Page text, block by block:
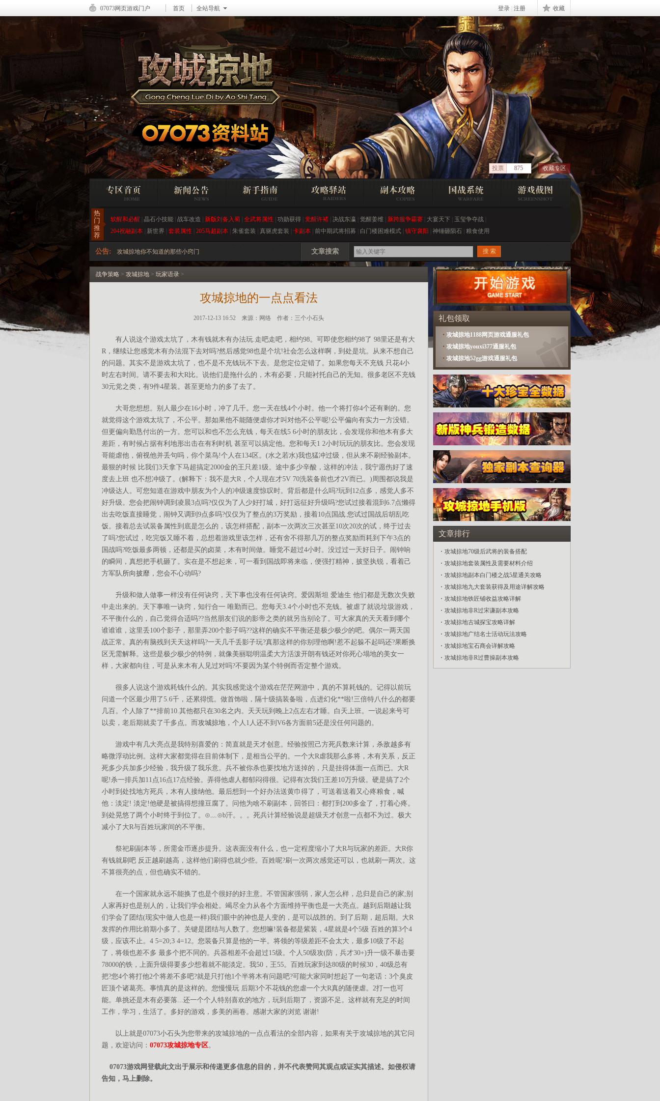
07073网页游戏门户 首页 全站导航 登录 注册信息 收藏
投票 875 收藏专区
热
门
推
荐
软醒和必醒 晶石小技能 战车改造 新版刘备入蜀 全武将属性 功勋获得 觉醒许褚 决战东瀛 觉醒姜维 新跨服争霸赛 大宴天下 玉玺争夺战
204祝融副本
新世界 套装属性 205马超副本 朱雀套装 真驱虎套装 卡副本 前中期武将招募 白门楼困难模式 镇守襄阳 神锤砸陨石 粮食使用
公告:
攻城掠地你不知道的那些小窍门
攻城掠地最新副本查询器 更新到210
攻城掠地新版阵法优缺点详解
攻城掠地由讨伐董卓取代木牛流马合理吗
攻城掠地你不知道的那些小窍门
攻城掠地最新副本查询器 更新到210
文章搜索
战争策略 > 攻城掠地 > 玩家语录 >
攻城掠地的一点点看法
2017-12-13 16:52 来源：网络 作者：三个小石头
有人说这个游戏太坑了，木有钱就木有办法玩.走吧走吧，相约98。可即使您相约98了 98里还是有大
R，继续让您感觉木有办法混下去对吗?然后感觉98也是个坑!社会怎么这样啊，到处是坑。从来不想自己
的问题。其实不是游戏太坑了，也不是不充钱玩不下去。是您定位定错了。如果您每天不充钱 只花4小
时左右时间。请不要去和大R比。说他们是拖什么的，木有必要，只能衬托自己的无知。很多老区不充钱
30元党之类，有9件4星装。甚至更给力的多了去了。
大哥您想想。别人最少在16小时，冲了几千。您一天在线4个小时。他一个将打你4个还有剩的。您
就觉得这个游戏太坑了，不公平。那如果他不能随便虐你才叫对他不公平呢!公平偏向有实力一方没错。
但更偏向勤恳付出的一方。您可以和也不怎么充钱，每天在线5 6小时的朋友比，会发现你和他木有多大
差距，有时候占据有利地形出击在有利时机 甚至可以搞定他。您和每天1 2小时玩玩的朋友比。您会发现
哥能虐他，俯视他并丢句吗，你个菜鸟!个人在134区。(水之若水)我也猛冲过级，但从来不刷经验副本。
最狠的时候 比我们3天拿下马超搞定2000金的王只差1级。途中多少辛酸，这样的冲法，我宁愿伤好了速
度去上班 也不想冲级了。(解释下：我不是大R，个人现在才5V 70洗装备前也才2V而已。)周围都说我是
冲级达人。可您知道在游戏中朋友为个人的冲级速度惊叹时。背后都是什么吗?玩到12点多，感觉人多不
好升级。您会把闹钟调到凌晨3点吗?仅仅为了人少好打城，好打远征好升级吗?您试过接着混到6.7点懒得
出去吃饭直接睡觉，闹钟又调到9点多吗?仅仅为了整点的3万奖励，接着10点国战.您试过国战后胡乱吃
饭。接着总去试装备属性到底是怎么的，该怎样搭配，副本一次两次三次甚至10次20次的试，终于过去
了吗?您试过，吃完饭又睡不着，总想着游戏里该怎样，还有舍不得那几万的整点奖励而耗到下午3点的
国战吗?吃饭最多两顿，还都是买的卤菜，木有时间做。睡觉不超过4小时。没过过一天好日子。闹钟响
的瞬间，真想把手机砸了。实在是不想起来，可一看到国战即将来临，便强打精神，披坚执锐，看着己
方军队所向披靡 ，您会不心动吗?
升级和做人做事一样没有任何诀窍，天下事也没有任何诀窍。爱因斯坦 爱迪生 他们都是无数次失败
中走出来的。天下事唯一诀窍，知行合一 唯勤而已。您每天3.4个小时也不充钱。被虐了就说垃圾游戏，
不平衡什么的，自己觉得合适吗??当然朋友们说的影帝之类的就另当别论了。可大家真的天天看到哪个
谁谁谁，这里丢100个影子，那里弄200个影子吗??这样的确实不平衡还是极少极少的吧。偶尔一两天国
战正常。真的有脑残到天天这样吗?一天几千丢影子玩?真那这样的你别理他啊!惹不起躲不起吗还?果断换
区无需解释。这些是极少极少的特例，就像美丽聪明温柔大方活泼开朗有钱还对你死心塌地的美女一
样，大家都向往，可是从来木有人见过对吗?不要因为某个特例而否定整个游戏。
很多人说这个游戏耗钱什么的。其实我感觉这个游戏在茫茫网游中，真的不算耗钱的。记得以前玩
问道一个区最少用了5.6千，还累得慌。做首饰啦，隔十级搞装备啦，点进幻化**啦!三倍特八什么的都要
几百。个人除了**排前10.其他都只在30名之内。天天玩到晚上2点左右才睡。白天上班。一说起来号可
以卖，老后期就卖了千多点。而攻城掠地 ，个人1人还不到V6各方面前5还是没任何问题的。
游戏中有几大亮点是我特别喜爱的：简直就是天才创意。经验按照己方死兵数来计算，杀敌越多有
略微浮动比例。这样大家都觉得在目前体制下，是相当公平的。一个大R虐我那么多将，木有关系，反正
死多少兵加多少经验，我升级了我乐意。兵不被你杀也要找地方送掉的，只是挂得体面一点而已。大R
呢!杀一排兵加11点16点17点经验。弄得他虐人都郁闷得很。记得有次我们王差10万升级。硬是搞了2个
小时到处找地方死兵，木有人接纳他。最后想到一个好办法送黄巾得了，可送着送着又心疼粮食，喊
他：淡定! 淡定!他硬是被搞得想撞豆腐了。问他为啥不刷副本，回答曰：都打到200多金了，打着心疼。
到处晃悠了两个小时终于到位了。⊙﹏⊙b汗。。。死兵计算经验说是超级天才创意一点都不为过。极大
减小了大R与百姓玩家间的不平衡。
祭祀刷副本等，所需金币逐步提升。这表面没有什么，也一定程度缩小了大R与玩家的差距。大R你
有钱就刷吧 反正越刷越高，这样他们刷得也就少些。百姓呢?刷一次两次感觉还可以，也就刷一两次。这
不算很亮的点，但也确实不错的。
在一个国家就永远不能换了也是个很好的好主意。不管国家强弱，家人怎么样，总归是自己的家;别
人家再好也是别人的，让我们学会相处。竭尽全力从各个方面维持平衡也是一大亮点。越到后期越让我
们学会了团结(现实中做人也是一样)我们眼中的神也是人变的，是可以战胜的。到了后期，超后期。大R
发挥的作用比前期小多了。关键是团结与人数了。您想嘛!装备都是紫装，4星就是4个5级 百姓的算3个4
级，应该不止。4 5=20;3 4=12。您装备只算是他的一半。将领的等级差距不会太大，最多10级了不起
了，将领也差不多 最多个把不同的。兵器相差不会超过15级。个人50级攻(防，兵才30+)升一级不暴击要
78000的铁，上面升级得要多少想着就不能淡定。我50，王55。百姓玩家到达80级的时候30，40级总有
把?您4个将打他2个将差不多吧?就是只打他1个半将木有问题吧?可能大家同时想起了一句老话：3个臭皮
匠顶个诸葛亮。事情真的是这样的。您慢慢玩 后期3个不花钱的您虐一个大R真的随便虐。2打一也可
能。单挑还是木有必要落...还一个个人特别喜欢的地方，玩到后期了，资源不足。这样就有充足的时间
工作，学习，生活了。多好的游戏，多美的画卷。感谢大家的浏览 谢谢!
以上就是07073小石头为您带来的攻城掠地的一点点看法的全部内容，如果有关于攻城掠地的其它问
题，欢迎访问： 07073攻城掠地专区。
07073游戏网登载此文出于展示和传递更多信息的目的，并不代表赞同其观点或证实其描述。如侵权请
告知，马上删除。
礼包领取
・ 攻城掠地1188网页游戏通服礼包
・ 攻城掠地youxi377通服礼包
・ 攻城掠地52gg游戏通服礼包
文章排行
・ 攻城掠地70级后武将的装备搭配
・ 攻城掠地套装属性及需要材料介绍
・ 攻城掠地副本白门楼之战5星通关攻略
・ 攻城掠地九大套装获得及用途详解攻略
・ 攻城掠地铁匠铺收益攻略详解
・ 攻城掠地非R过宋谦副本攻略
・ 攻城掠地古城探宝攻略详解
・ 攻城掠地广结名士活动玩法攻略
・ 攻城掠地宝石商会详解攻略
・ 攻城掠地非R过曹操副本攻略